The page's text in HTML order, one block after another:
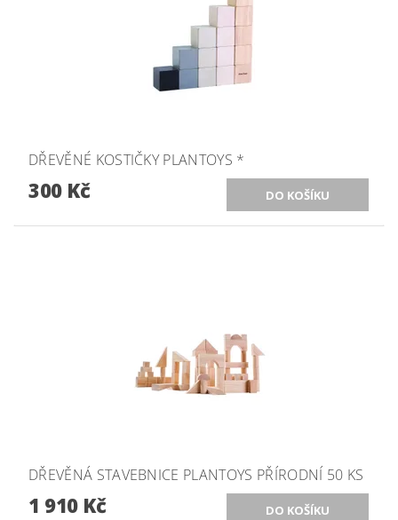
DŘEVĚNÉ KOSTIČKY PLANTOYS *
300 Kč
DŘEVĚNÁ STAVEBNICE PLANTOYS PŘÍRODNÍ 50 KS
1 910 Kč